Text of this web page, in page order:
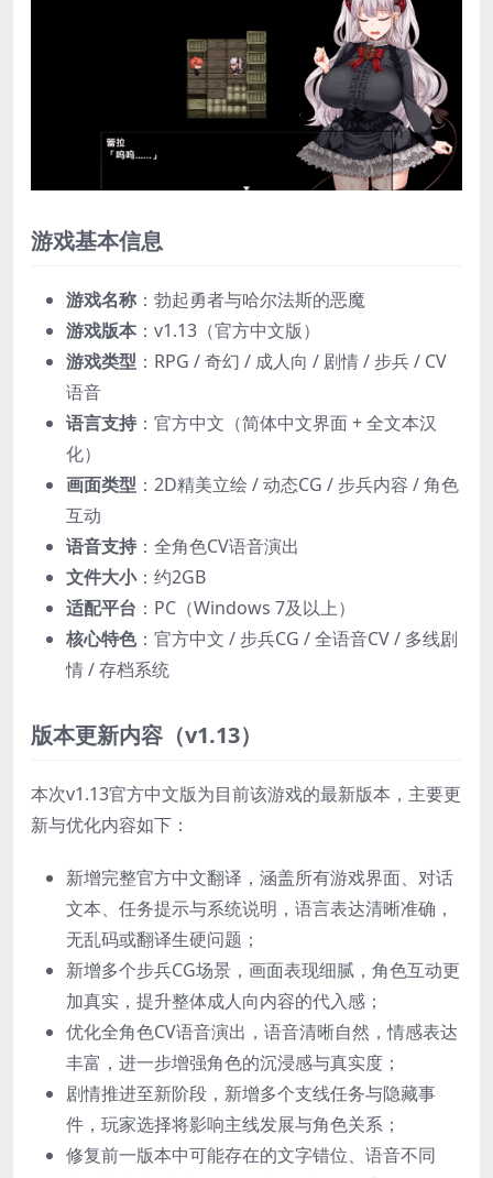
游戏基本信息
​游戏名称​ ​：勃起勇者与哈尔法斯的恶魔
​游戏版本​​：v1.13（官方中文版）
​游戏类型​ ​：RPG / 奇幻 / 成人向 / 剧情 / 步兵 / CV
语音
​语言支持​ ​：官方中文（简体中文界面 + 全文本汉
化）
​画面类型​ ​：2D精美立绘 / 动态CG / 步兵内容 / 角色
互动
​语音支持​ ​：全角色CV语音演出
​文件大小​​：约2GB
​适配平台​ ​：PC（Windows 7及以上）
​核心特色​​：官方中文 / 步兵CG / 全语音CV / 多线剧
情 / 存档系统
版本更新内容（v1.13）
本次v1.13官方中文版为目前该游戏的最新版本，主要更
新与优化内容如下：
新增完整官方中文翻译，涵盖所有游戏界面、对话
文本、任务提示与系统说明，语言表达清晰准确，
无乱码或翻译生硬问题；
新增多个步兵CG场景，画面表现细腻，角色互动更
加真实，提升整体成人向内容的代入感；
优化全角色CV语音演出，语音清晰自然，情感表达
丰富，进一步增强角色的沉浸感与真实度；
剧情推进至新阶段，新增多个支线任务与隐藏事
件，玩家选择将影响主线发展与角色关系；
修复前一版本中可能存在的文字错位、语音不同